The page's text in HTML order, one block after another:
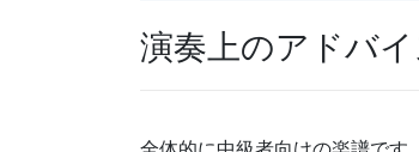
演奏上のアドバイ